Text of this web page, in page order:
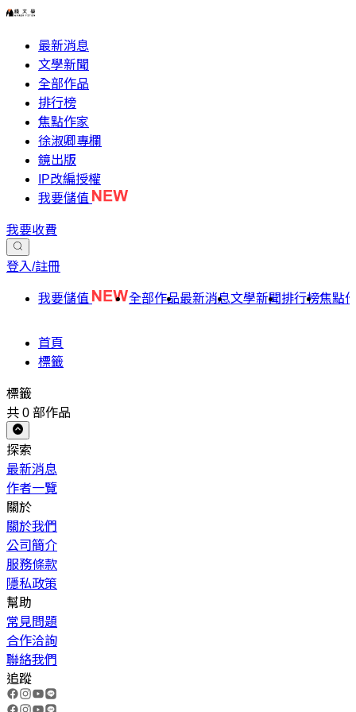
最新消息
文學新聞
全部作品
排行榜
焦點作家
徐淑卿專欄
鏡出版
IP改編授權
我要儲值
我要收費
登入/註冊
我要儲值 全部作品最新消息文學新聞排行榜焦點
首頁
標籤
標籤
共 0 部作品
探索
最新消息
作者一覽
關於
關於我們
公司簡介
服務條款
隱私政策
幫助
常見問題
合作洽詢
聯絡我們
追蹤